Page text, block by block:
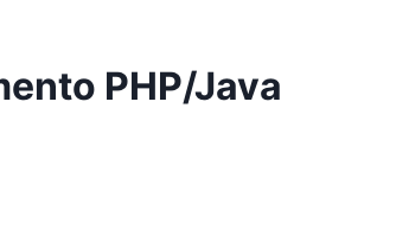
PHP/Java